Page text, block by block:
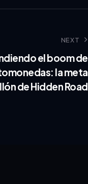
NEXT
el boom de
la meta
de Hidden Road